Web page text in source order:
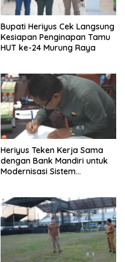
Bupati Heriyus Cek Langsung
Kesiapan Penginapan Tamu
HUT ke-24 Murung Raya
Heriyus Teken Kerja Sama
dengan Bank Mandiri untuk
Modernisasi Sistem